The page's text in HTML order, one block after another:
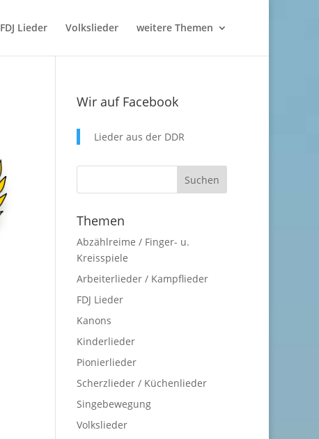
FDJ Lieder Volkslieder weitere Themen
Wir auf Facebook
Lieder aus der DDR
Themen
Abzählreime / Finger- u.
Kreisspiele
Arbeiterlieder / Kampflieder
FDJ Lieder
Kanons
Kinderlieder
Pionierlieder
Scherzlieder / Küchenlieder
Singebewegung
Volkslieder